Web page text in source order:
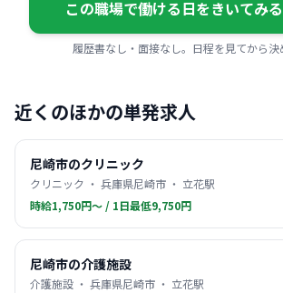
この職場で働ける日をきいてみる
履歴書なし・面接なし。日程を見てから
近くのほかの単発求人
尼崎市のクリニック
クリニック ・ 兵庫県尼崎市 ・ 立花駅
時給1,750円〜 / 1日最低9,750円
尼崎市の介護施設
介護施設 ・ 兵庫県尼崎市 ・ 立花駅